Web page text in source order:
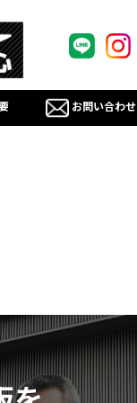
お問い合わせ